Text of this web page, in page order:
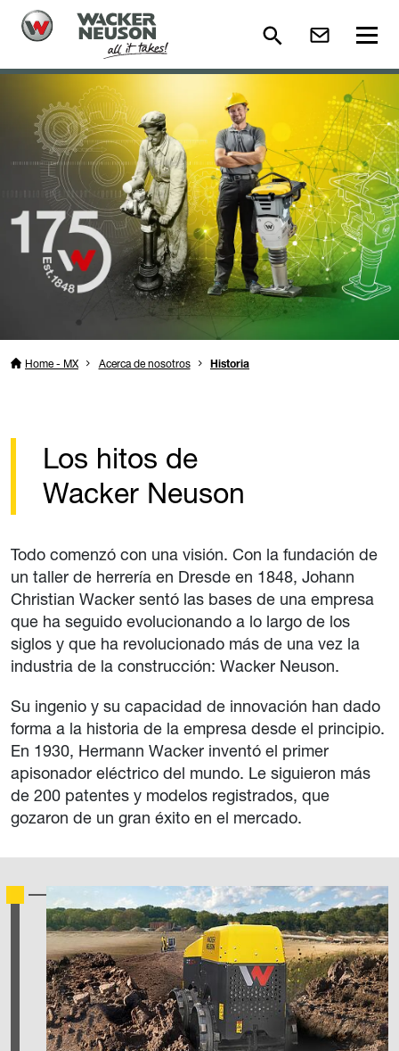
Home - MX Acerca de nosotros Historia
Los hitos de
Wacker Neuson
Todo comenzó con una visión. Con la fundación de
un taller de herrería en Dresde en 1848, Johann
Christian Wacker sentó las bases de una empresa
que ha seguido evolucionando a lo largo de los
siglos y que ha revolucionado más de una vez la
industria de la construcción: Wacker Neuson.
Su ingenio y su capacidad de innovación han dado
forma a la historia de la empresa desde el principio.
En 1930, Hermann Wacker inventó el primer
apisonador eléctrico del mundo. Le siguieron más
de 200 patentes y modelos registrados, que
gozaron de un gran éxito en el mercado.